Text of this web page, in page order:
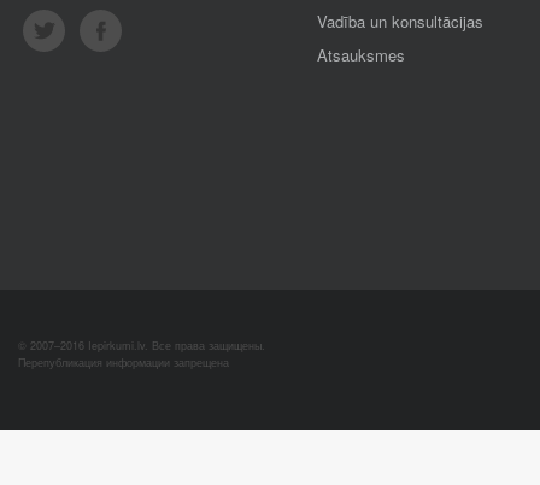
Vadība un konsultācijas
Atsauksmes
© 2007–2016 Iepirkumi.lv. Все права защищены.
Перепубликация информации запрещена